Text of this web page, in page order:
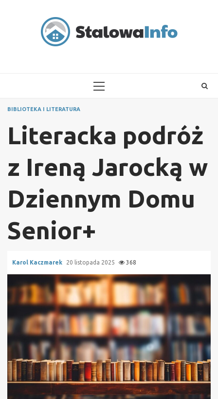
PRIMARY
BIBLIOTEKA I LITERATURA
Literacka podróż
z Ireną Jarocką w
Dziennym Domu
Senior+
Karol Kaczmarek 20 listopada 2025 368